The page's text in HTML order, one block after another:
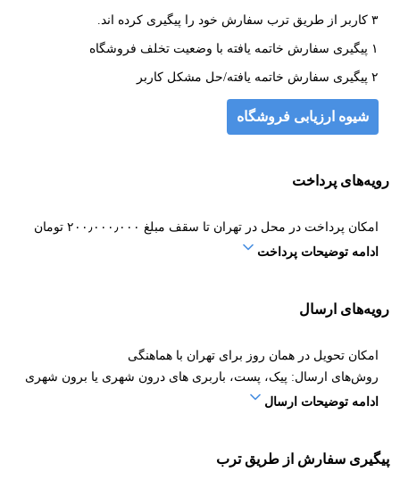
۳ کاربر از طریق ترب سفارش خود را پیگیری کرده اند.
۱ پیگیری سفارش خاتمه یافته با وضعیت تخلف فروشگاه
۲ پیگیری سفارش خاتمه یافته/حل مشکل کاربر
شیوه ارزیابی فروشگاه
رویه‌های پرداخت
امکان پرداخت در محل در تهران تا سقف مبلغ ۲۰۰٫۰۰۰٫۰۰۰ تومان
ادامه توضیحات پرداخت
رویه‌های ارسال
امکان تحویل در همان روز برای تهران با هماهنگی
روش‌های ارسال: پیک، پست، باربری های درون شهری یا برون شهری
ادامه توضیحات ارسال
پیگیری سفارش از طریق ترب